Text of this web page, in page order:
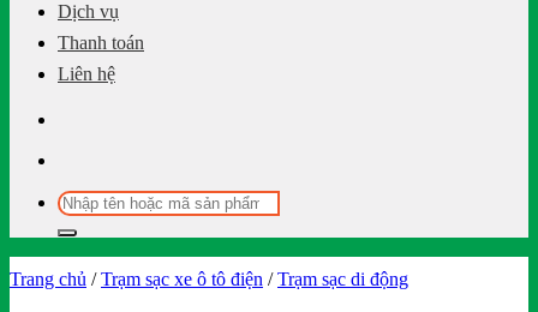
Dịch vụ
Thanh toán
Liên hệ
Tìm
kiếm:
Trang chủ / Trạm sạc xe ô tô điện / Trạm sạc di động